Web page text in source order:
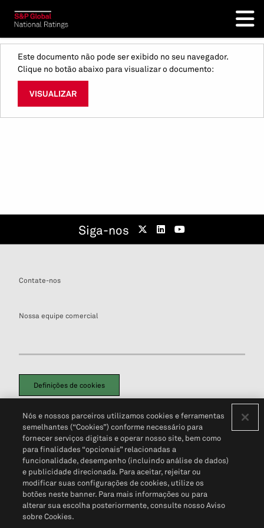
Este documento não pode ser exibido no seu navegador.
Clique no botão abaixo para visualizar o documento:
VISUALIZAR
Siga-nos
Contate-nos
Nossa equipe comercial
Definições de cookies
Política de PrivacidadePortal de privacidade do cliente (em inglês)
Não Venda Minhas Informações Pessoais© 2026 S&P Global
Nós e nossos parceiros utilizamos cookies e ferramentas
semelhantes (“Cookies”) conforme necessário para
fornecer serviços digitais e operar nosso site, bem como
para finalidades “opcionais” relacionadas a
funcionalidade, desempenho (incluindo análise de dados)
e publicidade direcionada. Para aceitar, rejeitar ou
modificar suas configurações de cookies, utilize os
botões neste banner. Para mais informações ou para
alterar sua escolha posteriormente, consulte nosso Aviso
sobre Cookies.